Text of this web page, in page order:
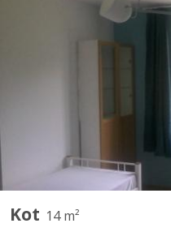
Kot 14 m²
⚠ deux chambres sur trois
par un koteur de l'année
1490 Court-Saint-Étienne
(partie étudiante
Chambres